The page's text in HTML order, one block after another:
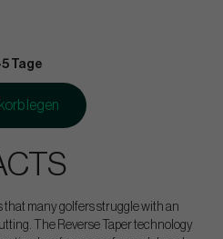
Tage
legen
that many golfers struggle with an
The Reverse Taper technology